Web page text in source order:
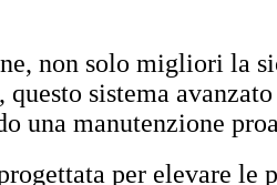
non solo migliori la
sistema
una manutenzione
per elevare